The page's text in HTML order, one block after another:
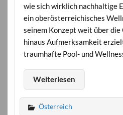
wie sich wirklich nachhaltige
ein oberösterreichisches
seinem Konzept weit über die
hinaus Aufmerksamkeit
traumhafte Pool- und
Weiterlesen
Österreich